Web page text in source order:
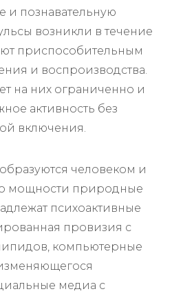
и познавательную
возникли в течение
приспособительным
и воспроизводства.
на них ограниченно и
активность без
включения.
человеком и
мощности природные
психоактивные
провизия с
компьютерные
медиа с